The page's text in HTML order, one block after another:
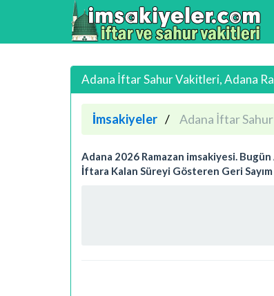
Adana İftar Sahur Vakitleri, Adana
İmsakiyeler Adana İftar
Adana 2026 Ramazan imsakiyesi.
İftara Kalan Süreyi Gösteren Geri Sayım